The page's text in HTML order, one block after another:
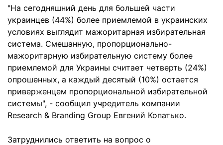
"На сегодняшний день для большей части
украинцев (44%) более приемлемой в украинских
условиях выглядит мажоритарная избирательная
система. Смешанную, пропорционально-
мажоритарную избирательную систему более
приемлемой для Украины считает четверть (24%)
опрошенных, а каждый десятый (10%) остается
приверженцем пропорциональной избирательной
системы", - сообщил учредитель компании
Research & Branding Group Евгений Копатько.
Затруднились ответить на вопрос о